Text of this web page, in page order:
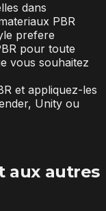
dans
PBR
prefere
pour toute
vous souhaitez
et appliquez-les
Unity ou
aux autres